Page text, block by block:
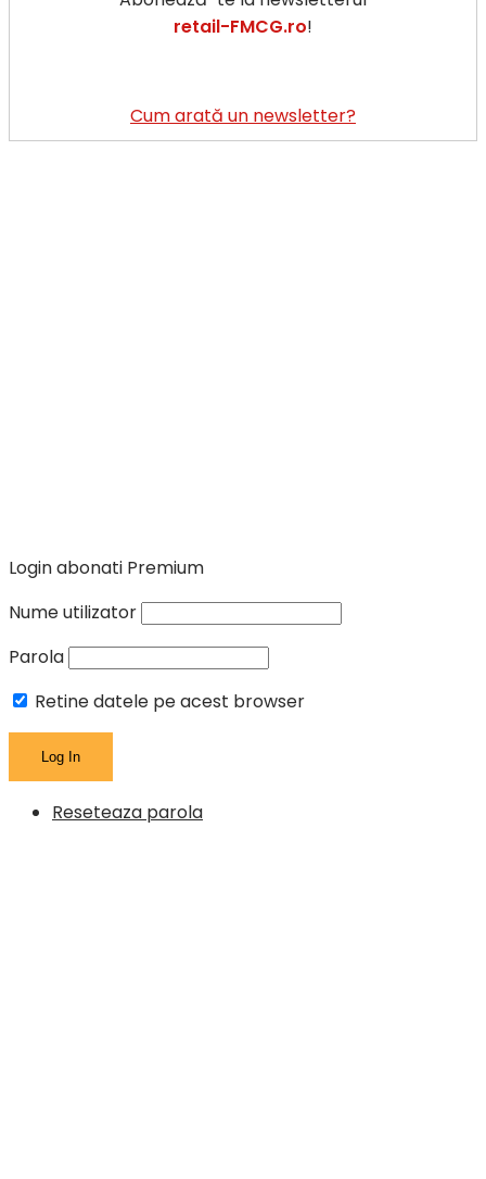
TVA-
retail-FMCG.ro!
Cum arată un newsletter?
Login abonati Premium
Nume utilizator
Parola
Retine datele pe acest browser
Reseteaza parola